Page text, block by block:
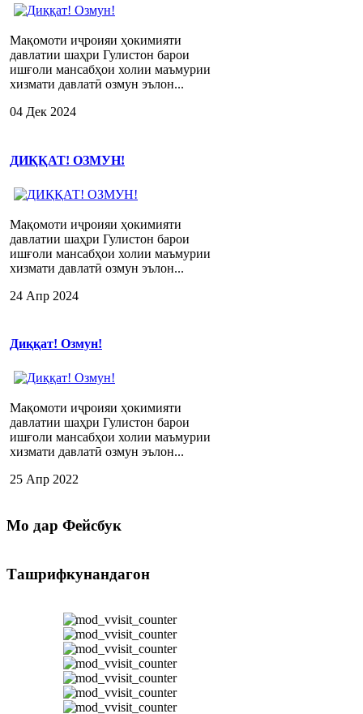
Мақомоти иҷроияи ҳокимияти
давлатии шаҳри Гулистон барои
ишғоли мансабҳои холии маъмурии
хизмати давлатӣ озмун эълон...
04 Дек 2024
ДИҚҚАТ! ОЗМУН!
Мақомоти иҷроияи ҳокимияти
давлатии шаҳри Гулистон барои
ишғоли мансабҳои холии маъмурии
хизмати давлатӣ озмун эълон...
24 Апр 2024
Диққат! Озмун!
Мақомоти иҷроияи ҳокимияти
давлатии шаҳри Гулистон барои
ишғоли мансабҳои холии маъмурии
хизмати давлатӣ озмун эълон...
25 Апр 2022
Мо дар Фейсбук
Ташрифкунандагон